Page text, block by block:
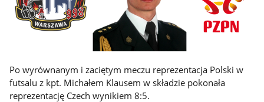
Po wyrównanym i zaciętym meczu reprezentacja Polski w
futsalu z kpt. Michałem Klausem w składzie pokonała
reprezentację Czech wynikiem 8:5.